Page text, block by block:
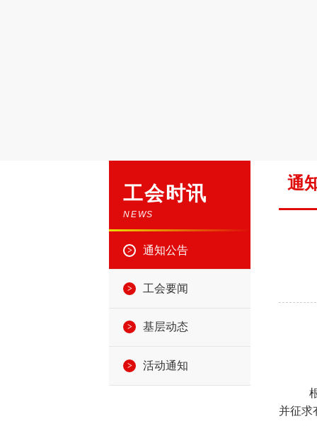
工会时讯
NEWS
通知公告
工会要闻
基层动态
活动通知
通
并征求